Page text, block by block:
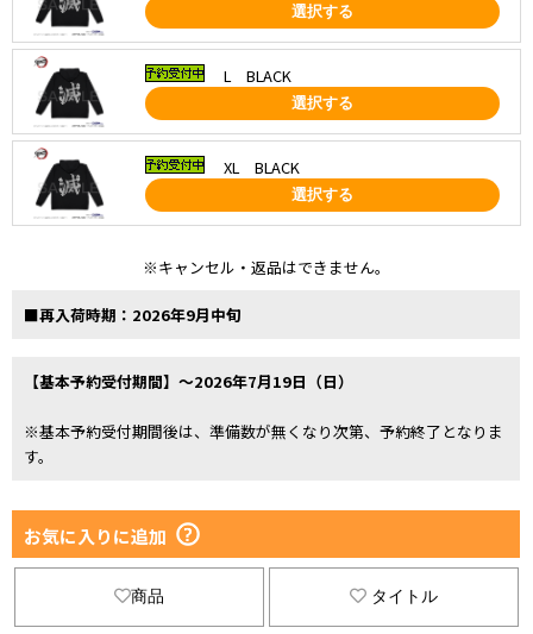
選択する
L BLACK
選択する
XL BLACK
選択する
※キャンセル・返品はできません。
■再入荷時期：2026年9月中旬
【基本予約受付期間】～2026年7月19日（日）
※基本予約受付期間後は、準備数が無くなり次第、予約終了となりま
す。
お気に入りに追加
商品 タイトル